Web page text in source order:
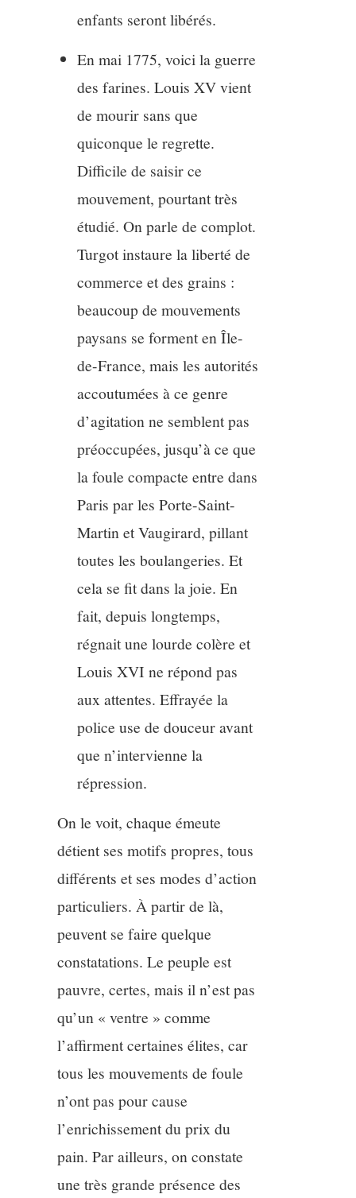
enfants seront libérés.
En mai 1775, voici la guerre
des farines. Louis XV vient
de mourir sans que
quiconque le regrette.
Difficile de saisir ce
mouvement, pourtant très
étudié. On parle de complot.
Turgot instaure la liberté de
commerce et des grains :
beaucoup de mouvements
paysans se forment en Île-
de-France, mais les autorités
accoutumées à ce genre
d’agitation ne semblent pas
préoccupées, jusqu’à ce que
la foule compacte entre dans
Paris par les Porte-Saint-
Martin et Vaugirard, pillant
toutes les boulangeries. Et
cela se fit dans la joie. En
fait, depuis longtemps,
régnait une lourde colère et
Louis XVI ne répond pas
aux attentes. Effrayée la
police use de douceur avant
que n’intervienne la
répression.
On le voit, chaque émeute
détient ses motifs propres, tous
différents et ses modes d’action
particuliers. À partir de là,
peuvent se faire quelque
constatations. Le peuple est
pauvre, certes, mais il n’est pas
qu’un « ventre » comme
l’affirment certaines élites, car
tous les mouvements de foule
n’ont pas pour cause
l’enrichissement du prix du
pain. Par ailleurs, on constate
une très grande présence des